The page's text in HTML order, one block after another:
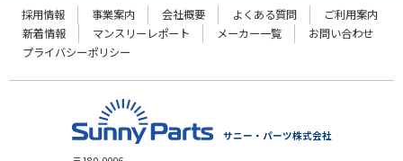
採用情報 事業案内 会社概要 よくある質問
ご利用案内
新着情報
マンスリーレポート メーカー一覧
お問い合わせ
プライバシーポリシー
サニー・パーツ株式会社